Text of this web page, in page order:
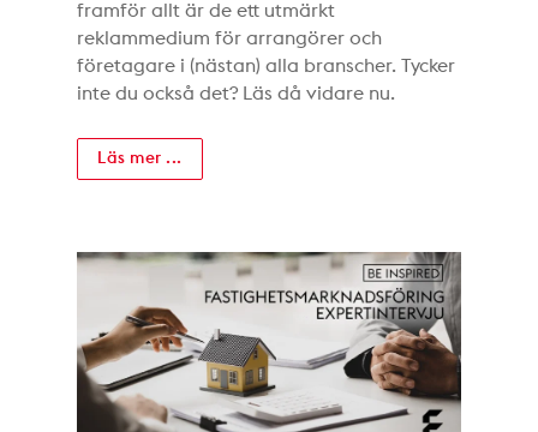
framför allt är de ett utmärkt
reklammedium för arrangörer och
företagare i (nästan) alla branscher. Tycker
inte du också det? Läs då vidare nu.
Läs mer ...